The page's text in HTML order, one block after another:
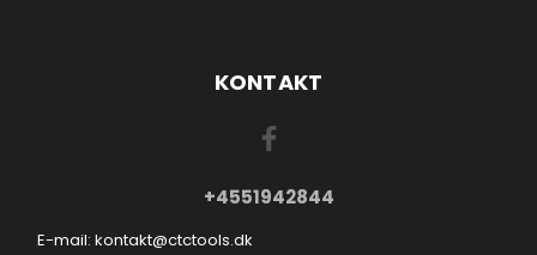
KONTAKT
+4551942844
E-mail: kontakt@ctctools.dk